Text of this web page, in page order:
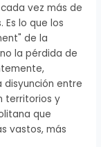
vez más de
lo que los
de la
la pérdida de
disyunción entre
territorios y
que
vastos, más